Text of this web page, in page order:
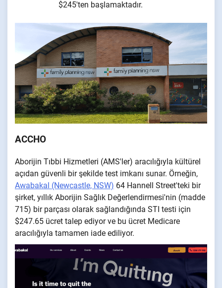
$245'ten başlamaktadır.
ACCHO
Aborijin Tıbbi Hizmetleri (AMS'ler) aracılığıyla kültürel
açıdan güvenli bir şekilde test imkanı sunar. Örneğin,
Awabakal (Newcastle, NSW) 64 Hannell Street'teki bir
şirket, yıllık Aborijin Sağlık Değerlendirmesi'nin (madde
715) bir parçası olarak sağlandığında STI testi için
$247.65 ücret talep ediyor ve bu ücret Medicare
aracılığıyla tamamen iade ediliyor.